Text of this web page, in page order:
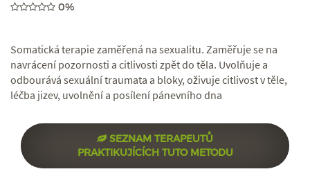
0%
Somatická terapie zaměřená na sexualitu. Zaměřuje se na
navrácení pozornosti a citlivosti zpět do těla. Uvolňuje a
odbourává sexuální traumata a bloky, oživuje citlivost v těle,
léčba jizev, uvolnění a posílení pánevního dna
SEZNAM TERAPEUTŮ
PRAKTIKUJÍCÍCH TUTO METODU